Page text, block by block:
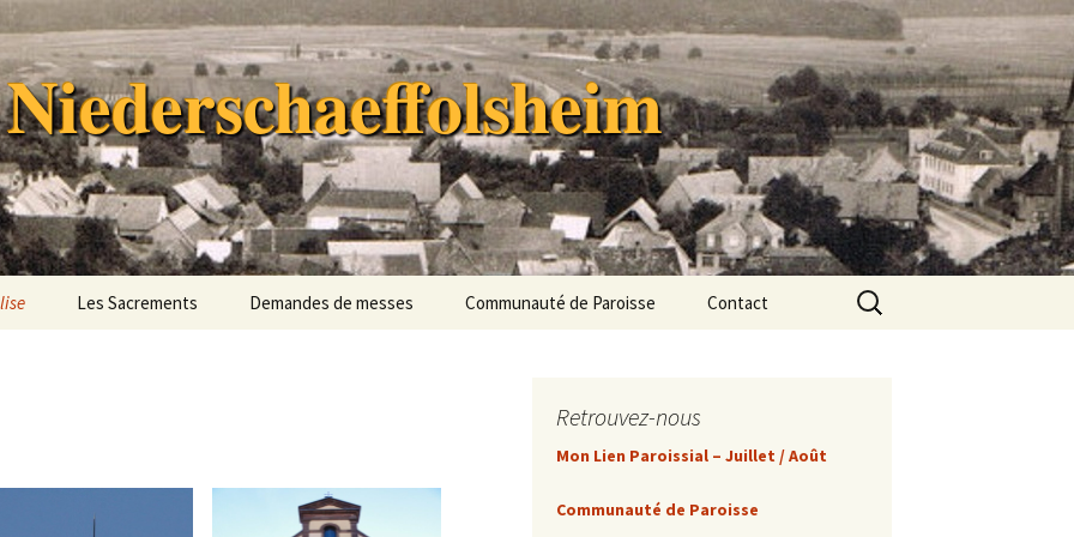
Les Sacrements Demandes de messes Communauté de Paroisse
Conseil Pastoral
Équipe d’Animation
Contact
Rechercher :
Retrouvez-nous
Mon Lien Paroissial – Juillet / Août
Communauté de Paroisse